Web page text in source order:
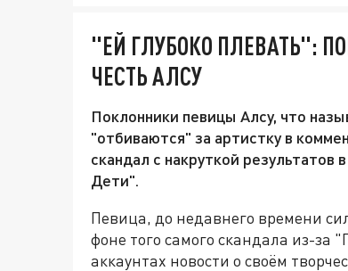
"ЕЙ ГЛУБОКО ПЛЕВАТЬ":
ЧЕСТЬ АЛСУ
Поклонники певицы Алсу, что
"отбиваются" за артистку в
скандал с накруткой
Дети".
Певица, до недавнего времени
фоне того самого скандала из-за
аккаунтах новости о своём